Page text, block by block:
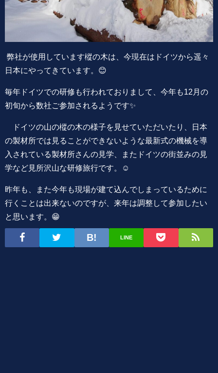
弊社が使用しています樅の木は、今現在はドイツから遥々
日本にやってきています。😊
毎年ドイツでの研修も行われておりまして、今年も12月の
初旬から数社ご参加されるようです✨
ドイツの山の樅の木の様子を見せていただいたり、日本
の製材所では見ることができないような最新式の機械を導
入されている製材所さんの見学、またドイツの街並みの見
学など見所沢山な研修旅行です。☺️
昨年も、また今年も現場が建て込んでしまっているために
行くことは出来ないのですが、来年は調整して参加したい
と思います。😁
LINE